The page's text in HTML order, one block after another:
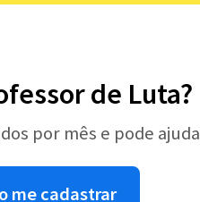
de Luta?
por mês e pode
me cadastrar